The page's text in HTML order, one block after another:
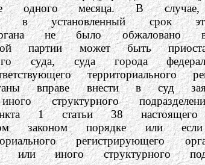
одного месяца. В
в установленный
органа не было
партии может быть
суда, суда города
территориального
внести в суд заявление
структурного
1 статьи 38
законом порядке или
регистрирующего
или иного